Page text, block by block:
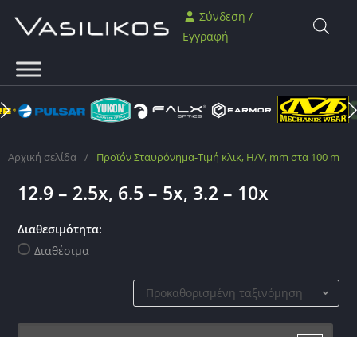
Σύνδεση /
Εγγραφή
Αρχική σελίδα / Προϊόν Σταυρόνημα-Τιμή κλικ, H/V, mm στα 100 m
12.9 – 2.5x, 6.5 – 5x, 3.2 – 10x
Διαθεσιμότητα:
Διαθέσιμα
Προκαθορισμένη ταξινόμηση